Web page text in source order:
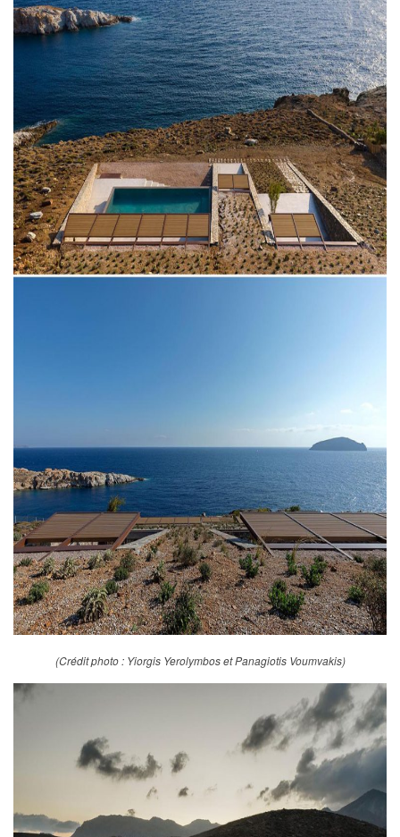
(Crédit photo : Yiorgis Yerolymbos et Panagiotis Voumvakis)